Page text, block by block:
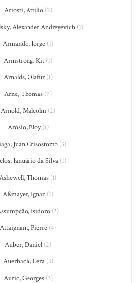
Ariosti, Attilio(2)
Alexander Andreyevich(1)
Armando, Jorge (1)
Armstrong, Kit (1)
Arnalds, Olafur(1)
Arne, Thomas (7)
Arnold, Malcolm (2)
Arósio, Eloy(1)
Juan Crisostomo(3)
Januário da Silva (1)
Ashewell, Thomas (1)
Aßmayer, Ignaz (1)
Isidoro (2)
Attaignant, Pierre (4)
Auber, Daniel (2)
Auerbach, Lera(3)
Auric, Georges(3)